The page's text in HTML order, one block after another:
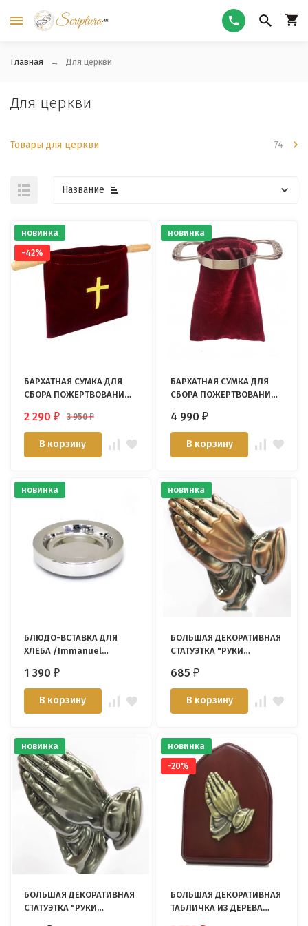
Главная Для церкви
Для церкви
Товары для церкви 74
Название
новинка
-42%
БАРХАТНАЯ СУМКА ДЛЯ
СБОРА ПОЖЕРТВОВАНИЙ
2 290₽ 3 950₽
В корзину
новинка
БАРХАТНАЯ СУМКА ДЛЯ
СБОРА ПОЖЕРТВОВАНИЙ
рыбки/
4 990₽
В корзину
новинка
БЛЮДО-ВСТАВКА ДЛЯ
ХЛЕБА /Immanuel
1 390₽
В корзину
новинка
БОЛЬШАЯ ДЕКОРАТИВНАЯ
СТАТУЭТКА "РУКИ
685₽
В корзину
новинка
БОЛЬШАЯ ДЕКОРАТИВНАЯ
СТАТУЭТКА "РУКИ
новинка
-20%
БОЛЬШАЯ ДЕКОРАТИВНАЯ
ТАБЛИЧКА ИЗ ДЕРЕВА